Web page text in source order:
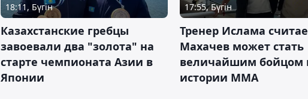
18:11, Бүгін
Казахстанские гребцы
завоевали два "золота" на
старте чемпионата Азии в
Японии
17:55, Бүгін
Тренер Ислама
Махачев может стать
величайшим бойцом
истории ММА